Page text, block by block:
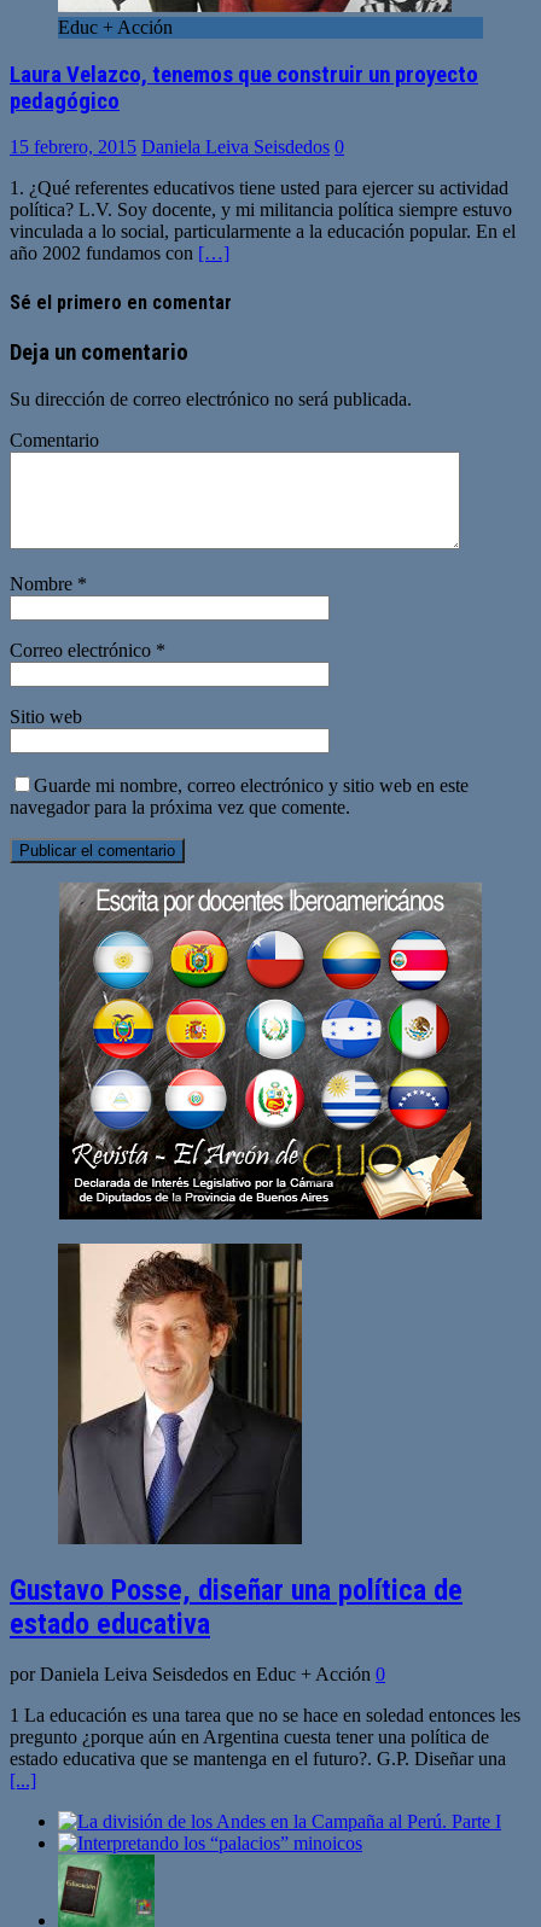
Educ + Acción
Laura Velazco, tenemos que construir un proyecto
pedagógico
15 febrero, 2015 Daniela Leiva Seisdedos 0
1. ¿Qué referentes educativos tiene usted para ejercer su actividad
política? L.V. Soy docente, y mi militancia política siempre estuvo
vinculada a lo social, particularmente a la educación popular. En el
año 2002 fundamos con […]
Sé el primero en comentar
Deja un comentario
Su dirección de correo electrónico no será publicada.
Comentario
Nombre *
Correo electrónico *
Sitio web
Guarde mi nombre, correo electrónico y sitio web en este
navegador para la próxima vez que comente.
Gustavo Posse, diseñar una política de
estado educativa
por Daniela Leiva Seisdedos en Educ + Acción 0
1 La educación es una tarea que no se hace en soledad entonces les
pregunto ¿porque aún en Argentina cuesta tener una política de
estado educativa que se mantenga en el futuro?. G.P. Diseñar una
[...]